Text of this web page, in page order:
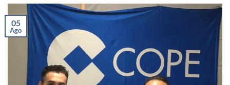
05
Ago